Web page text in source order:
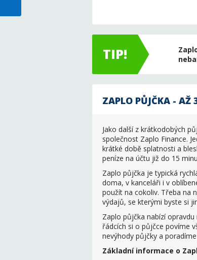
TIP!
ZAPLO PŮJČKA - AŽ
Jako další z krátkodobých
společnost Zaplo Finance.
krátké době splatnosti a
peníze na účtu již do 15
Zaplo půjčka je typická
doma, v kanceláři i v
použít na cokoliv. Třeba na
výdajů, se kterými byste si
Zaplo půjčka nabízí
řádcích si o půjčce povíme
nevýhody půjčky a
Základní informace o